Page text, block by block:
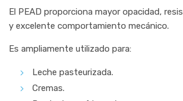
El PEAD proporciona mayor opacidad,
y excelente comportamiento mecánico.
Es ampliamente utilizado para:
Leche pasteurizada.
Cremas.